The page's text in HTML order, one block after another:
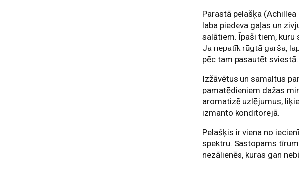
Parastā pelašķa
laba piedeva gaļas un
salātiem. Īpaši tiem, kuru
Ja nepatīk rūgtā garša,
pēc tam pasautēt sviestā.
Izžāvētus un samaltus
pamatēdieniem dažas
aromatizē uzlējumus,
izmanto konditorejā.
Pelašķis ir viena no
spektru. Sastopams
nezālienēs, kuras gan